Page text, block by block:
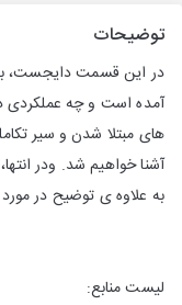
توضیحات
در این قسمت دایجست، به
آمده است و چه عملکردی
های مبتلا شدن و سیر
آشنا خواهیم شد. ودر
به علاوه ی توضیح در
لیست منابع: